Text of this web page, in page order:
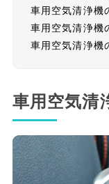
車用空気清浄機
車用空気清浄機
車用空気清浄
車用空気清